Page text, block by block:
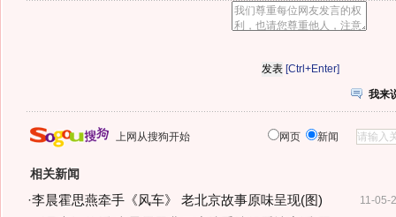
[Ctrl+Enter]
我来
上网从搜狗开始 网页 新闻
相关新闻
11-05-
·李晨霍思燕牵手《风车》 老北京故事原味呈现(图)